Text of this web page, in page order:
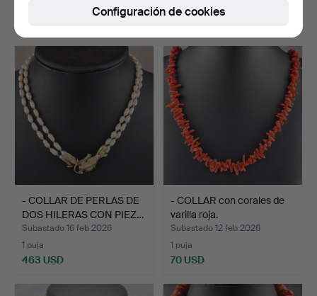
1 puja
- COLLAR DE PERLAS DE
DOS HILERAS CON PIEZ…
Subastado 16 feb 2026
1 puja
463 USD
- COLLAR con corales de
varilla roja.
Subastado 12 feb 2026
1 puja
70 USD
Configuración de cookies